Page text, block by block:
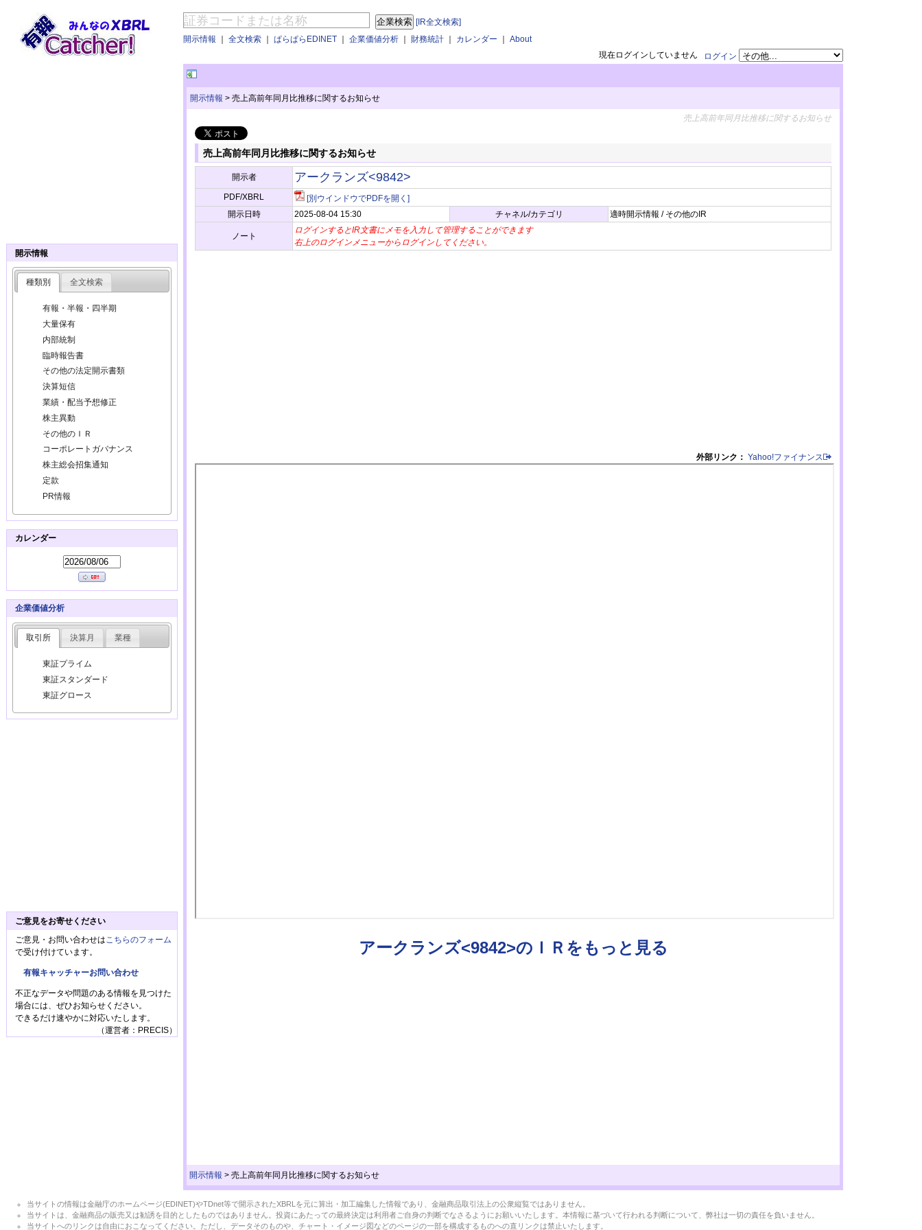
[IR全文検索]
開示情報 ｜ 全文検索 ｜ ぱらぱらEDINET ｜ 企業価値分析 ｜ 財務統計 ｜ カレンダー ｜ About
ログイン
現在ログインしていません
開示情報 > 売上高前年同月比推移に関するお知らせ
売上高前年同月比推移に関するお知らせ
売上高前年同月比推移に関するお知らせ
開示者 アークランズ<9842>
PDF/XBRL
[別ウインドウでPDFを開く]
開示日時
2025-08-04 15:30 チャネル/カテゴリ 適時開示情報 / その他のIR
ノート
ログインするとIR文書にメモを入力して管理することができます
右上のログインメニューからログインしてください。
外部リンク： Yahoo!ファイナンス
アークランズ<9842>のＩＲをもっと見る
開示情報 > 売上高前年同月比推移に関するお知らせ
開示情報
種類別 全文検索
有報・半報・四半期
大量保有
内部統制
臨時報告書
その他の法定開示書類
決算短信
業績・配当予想修正
株主異動
その他のＩＲ
コーポレートガバナンス
株主総会招集通知
定款
PR情報
カレンダー
企業価値分析
取引所 決算月 業種
東証プライム
東証スタンダード
東証グロース
ご意見をお寄せください
ご意見・お問い合わせは こちらのフォーム
で受け付けています。
有報キャッチャーお問い合わせ
不正なデータや問題のある情報を見つけた
場合には、ぜひお知らせください。
できるだけ速やかに対応いたします。
（運営者：PRECIS）
当サイトの情報は金融庁のホームページ(EDINET)やTDnet等で開示されたXBRLを元に算出・加工編集した情報であり、金融商品取引法上の公衆縦覧ではありません。
当サイトは、金融商品の販売又は勧誘を目的としたものではありません。投資にあたっての最終決定は利用者ご自身の判断でなさるようにお願いいたします。本情報に基づいて行われる判断について、弊社は一切の責任を負いません。
当サイトへのリンクは自由におこなってください。ただし、データそのものや、チャート・イメージ図などのページの一部を構成するものへの直リンクは禁止いたします。